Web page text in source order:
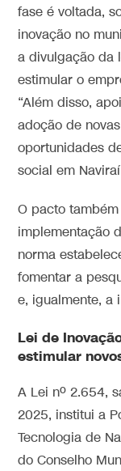
fase é voltada,
inovação no
a divulgação da
estimular o
“Além disso,
adoção de
oportunidades
social em
O pacto
implementação
norma
fomentar a
e, igualmente, a
Lei de
estimular
A Lei nº 2.654,
2025, institui a
Tecnologia de
do Conselho